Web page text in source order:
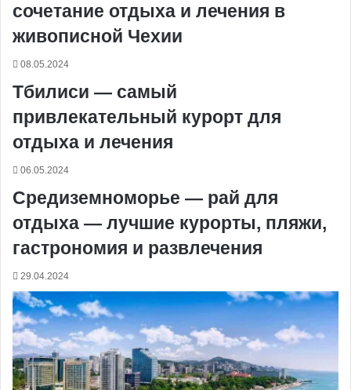
сочетание отдыха и лечения в
живописной Чехии
08.05.2024
Тбилиси — самый
привлекательный курорт для
отдыха и лечения
06.05.2024
Средиземноморье — рай для
отдыха — лучшие курорты, пляжи,
гастрономия и развлечения
29.04.2024